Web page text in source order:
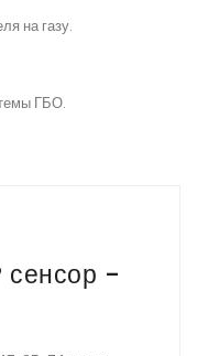
на газу.
ГБО.
сенсор -